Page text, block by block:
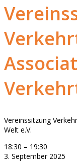
Vereinssitzung
Welt e.V.
18:30 – 19:30
3. September 2025